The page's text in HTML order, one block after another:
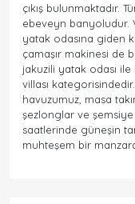
çıkış bulunmaktadır.
ebeveyn banyoludur.
yatak odasına giden
çamaşır makinesi de
jakuzili yatak odası ile
villası
havuzumuz, masa
şezlonglar ve şemsiye
saatlerinde güneşin
muhteşem bir